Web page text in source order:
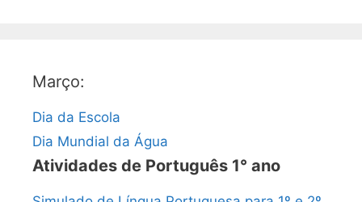
Março:
Dia da Escola
Dia Mundial da Água
Atividades de Português 1° ano